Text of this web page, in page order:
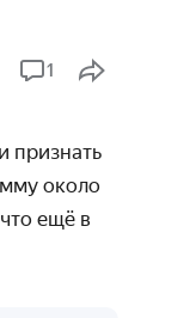
1
признать
около
ещё в